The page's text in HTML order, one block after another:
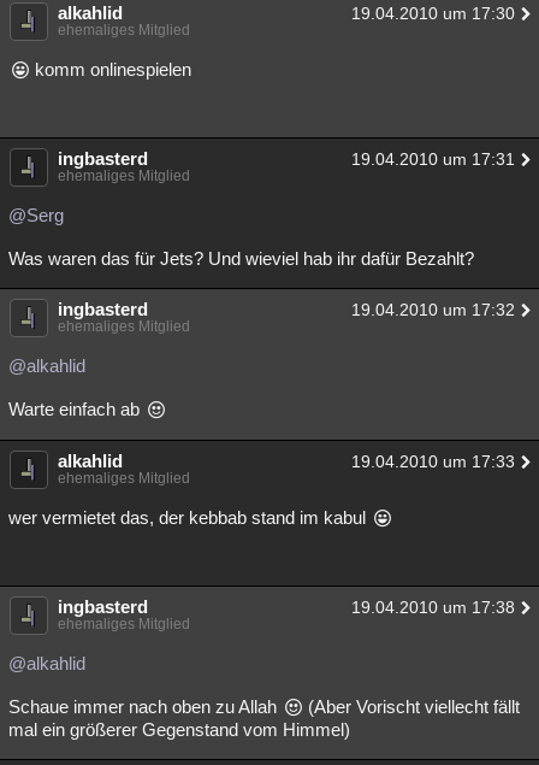
alkahlid 19.04.2010 um 17:30
ehemaliges Mitglied
komm onlinespielen
ingbasterd 19.04.2010 um 17:31
ehemaliges Mitglied
@Serg
Was waren das für Jets? Und wieviel hab ihr dafür Bezahlt?
ingbasterd 19.04.2010 um 17:32
ehemaliges Mitglied
@alkahlid
Warte einfach ab
alkahlid 19.04.2010 um 17:33
ehemaliges Mitglied
wer vermietet das, der kebbab stand im kabul
ingbasterd 19.04.2010 um 17:38
ehemaliges Mitglied
@alkahlid
Schaue immer nach oben zu Allah
(Aber Vorischt viellecht fällt
mal ein größerer Gegenstand vom Himmel)